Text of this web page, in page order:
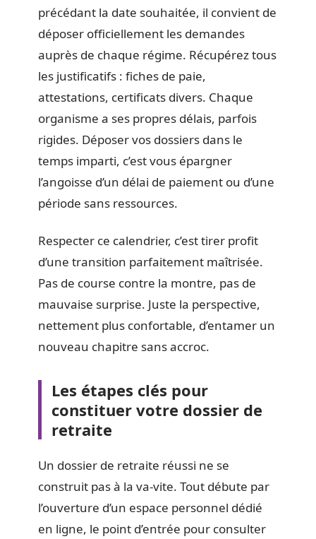
précédant la date souhaitée, il convient de
déposer officiellement les demandes
auprès de chaque régime. Récupérez tous
les justificatifs : fiches de paie,
attestations, certificats divers. Chaque
organisme a ses propres délais, parfois
rigides. Déposer vos dossiers dans le
temps imparti, c’est vous épargner
l’angoisse d’un délai de paiement ou d’une
période sans ressources.
Respecter ce calendrier, c’est tirer profit
d’une transition parfaitement maîtrisée.
Pas de course contre la montre, pas de
mauvaise surprise. Juste la perspective,
nettement plus confortable, d’entamer un
nouveau chapitre sans accroc.
Les étapes clés pour
constituer votre dossier de
retraite
Un dossier de retraite réussi ne se
construit pas à la va-vite. Tout débute par
l’ouverture d’un espace personnel dédié
en ligne, le point d’entrée pour consulter